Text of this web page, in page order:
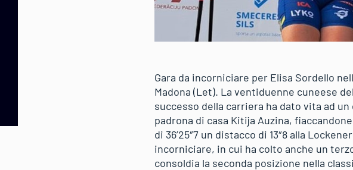
Gara da incorniciare per Elisa Sordello
Madona (Let). La ventiduenne cuneese
successo della carriera ha dato vita ad
padrona di casa Kitija Auzina,
di 36’25″7 un distacco di 13″8 alla
incorniciare, in cui ha colto anche un
consoldia la seconda posizione nella